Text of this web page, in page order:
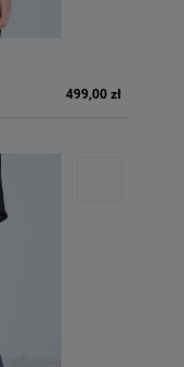
499,00 zł